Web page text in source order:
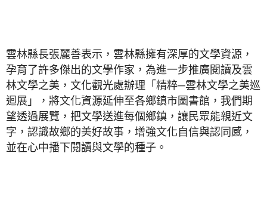
雲林縣長張麗善表示，雲林縣擁有深厚的文學資源，
孕育了許多傑出的文學作家，為進一步推廣閱讀及雲
林文學之美，文化觀光處辦理「精粹─雲林文學之美巡
迴展」，將文化資源延伸至各鄉鎮市圖書館，我們期
望透過展覽，把文學送進每個鄉鎮，讓民眾能親近文
字，認識故鄉的美好故事，增強文化自信與認同感，
並在心中播下閱讀與文學的種子。